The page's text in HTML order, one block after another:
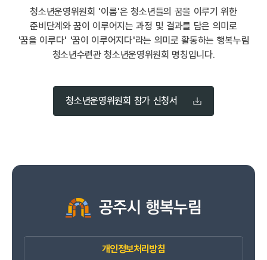
청소년운영위원회 '이룸'은 청소년들의 꿈을 이루기 위한
준비단계와 꿈이 이루어지는 과정 및 결과를 담은 의미로
'꿈을 이루다' '꿈이 이루어지다'라는 의미로 활동하는 행복누림
청소년수련관 청소년운영위원회 명칭입니다.
청소년운영위원회 참가 신청서
개인정보처리방침